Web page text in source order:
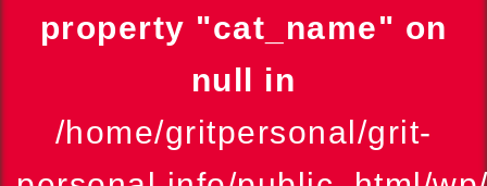
property "cat_name" on
null in
/home/gritpersonal/grit-